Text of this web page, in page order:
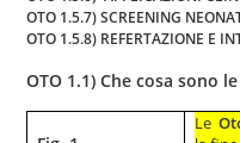
OTO 1.5.7) SCREENING
OTO 1.5.8) REFERTAZIONE E
OTO 1.1) Che cosa sono le
Le